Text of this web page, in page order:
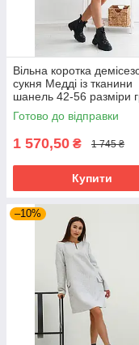
Вільна коротка
сукня Медді із тканини
шанель 42-56 разміри
Готово до відправки
1 570,50 ₴ 1 745 ₴
Купити
–10%